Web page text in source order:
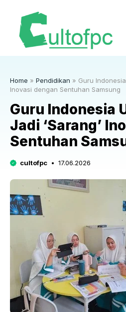
Home » Pendidikan » Guru
Inovasi dengan Sentuhan Samsung
Guru Indonesia
Jadi ‘Sarang’
Sentuhan
cultofpc 17.06.2026